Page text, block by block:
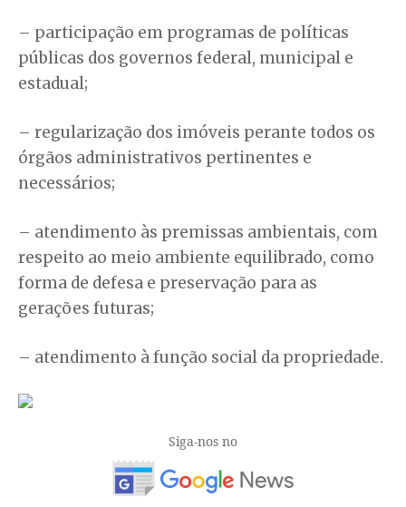
– participação em programas de políticas
públicas dos governos federal, municipal e
estadual;
– regularização dos imóveis perante todos os
órgãos administrativos pertinentes e
necessários;
– atendimento às premissas ambientais, com
respeito ao meio ambiente equilibrado, como
forma de defesa e preservação para as
gerações futuras;
– atendimento à função social da propriedade.
Siga-nos no